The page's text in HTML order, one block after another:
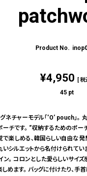
¥4,950 税
45 pt
チャーモデル「‘O’ pouch」。
ーチです。 “収納するためのポー
楽しめる、韓国らしい自由な発
シルエットから名付けられてい
ン。 コロンとした愛らしいサイ
めます。 バッグに付けたり、手